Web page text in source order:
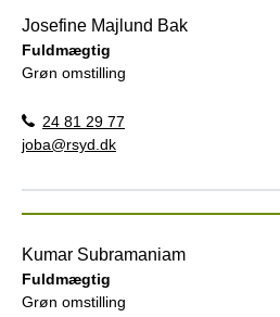
Josefine Majlund Bak
Fuldmægtig
Grøn omstilling
24 81 29 77
joba@rsyd.dk
Kumar Subramaniam
Fuldmægtig
Grøn omstilling